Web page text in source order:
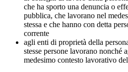
che ha sporto una denuncia o
pubblica, che lavorano nel
stessa e che hanno con detta
corrente
agli enti di proprietà della
stesse persone lavorano nonché
medesimo contesto lavorativo